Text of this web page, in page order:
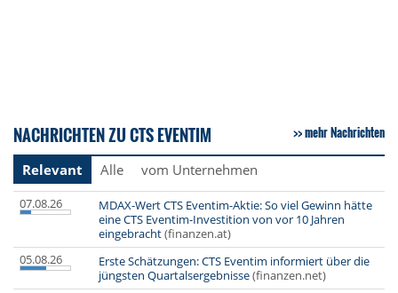
NACHRICHTEN ZU CTS EVENTIM mehr Nachrichten
Relevant Alle vom Unternehmen
07.08.26
MDAX-Wert CTS Eventim-Aktie: So viel Gewinn hätte
eine CTS Eventim-Investition von vor 10 Jahren
eingebracht(finanzen.at)
05.08.26
Erste Schätzungen: CTS Eventim informiert über die
jüngsten Quartalsergebnisse(finanzen.net)